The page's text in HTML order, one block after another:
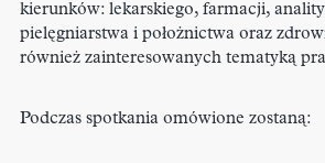
kierunków: lekarskiego, farmacji,
pielęgniarstwa i położnictwa oraz
również zainteresowanych tematyką
Podczas spotkania omówione zostaną: